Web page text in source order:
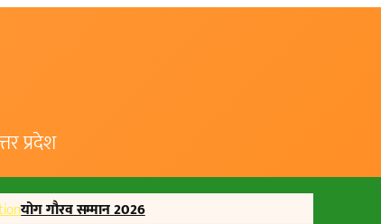
प्रदेश
योग गौरव सम्मान 2026